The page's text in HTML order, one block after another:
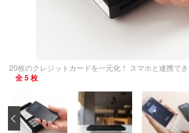
20枚のクレジットカードを一元化！ スマホと連携で
全 5 枚
‹